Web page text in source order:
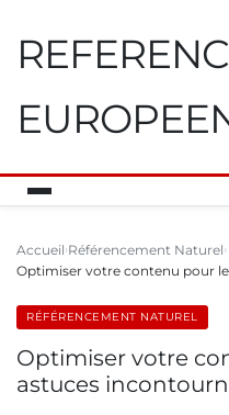
Accueil Référencement Naturel
Optimiser votre contenu pour le
RÉFÉRENCEMENT NATUREL
Optimiser votre
astuces